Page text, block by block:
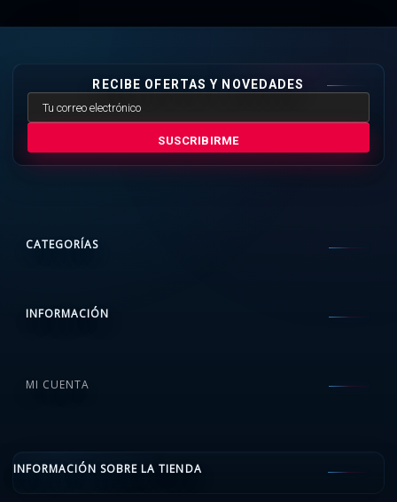
RECIBE OFERTAS Y NOVEDADES
SUSCRIBIRME
CATEGORÍAS
INFORMACIÓN
MI CUENTA
INFORMACIÓN SOBRE LA TIENDA